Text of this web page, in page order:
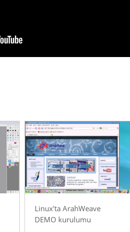
Linux'ta ArahWeave
DEMO kurulumu